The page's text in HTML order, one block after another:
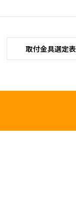
取付金具選定表